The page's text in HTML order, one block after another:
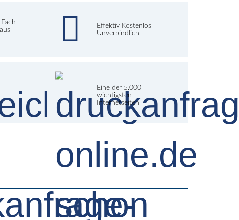
Effektiv Kostenlos
Unverbindlich
Eine der 5.000
wichtigsten
Internetseiten